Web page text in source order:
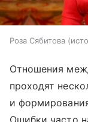
Роза Сябитова
Отношения
проходят
и
Ошибки часто